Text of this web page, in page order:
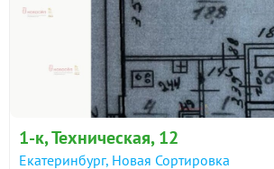
1-к, Техническая, 12
Екатеринбург, Новая Сортировка